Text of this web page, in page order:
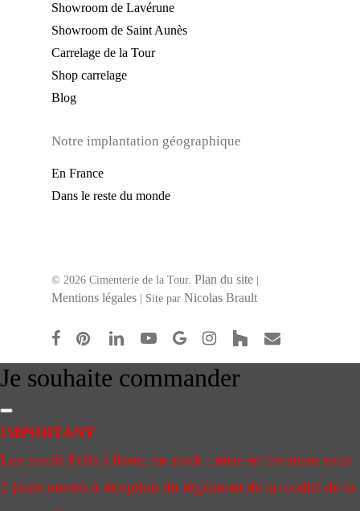
Showroom de Lavérune
Showroom de Saint Aunès
Carrelage de la Tour
Shop carrelage
Blog
Notre implantation géographique
En France
Dans le reste du monde
© 2026 Cimenterie de la Tour. Plan du site
Mentions légales | Site par Nicolas Brault
facebookpinterestlinkedinyoutubegoogle-instagram
houzz email
Je souhaite commander
IMPORTANT
Les motifs Prêts à livrer, en stock : mise en livraison sous
2 jours ouvrés à réception du règlement de la totalité de la